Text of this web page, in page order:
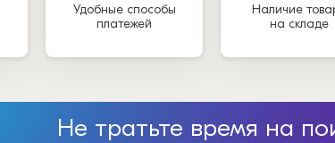
Удобные способы
платежей
Наличие
на складе
Не тратьте время на